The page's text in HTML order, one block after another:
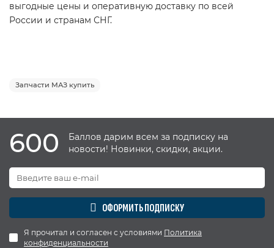
выгодные цены и оперативную доставку по всей
России и странам СНГ.
Запчасти МАЗ купить
600
Баллов дарим всем за подписку на
новости! Новинки, скидки, акции.
ОФОРМИТЬ ПОДПИСКУ
Я прочитал и согласен с условиями Политика
конфиденциальности